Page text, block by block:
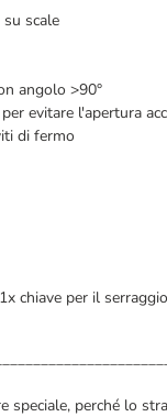
scale
angolo >90°
evitare l'apertura
di fermo
chiave per il
speciale, perché lo